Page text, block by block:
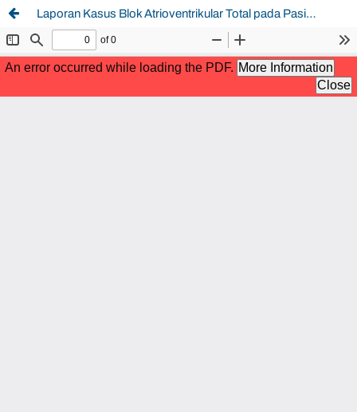
Laporan Kasus Blok Atrioventrikular Total pada Pasien Usia Lanjut dengan NSTEMI